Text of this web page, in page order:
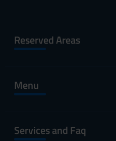
Reserved Areas
Menu
Services and Faq